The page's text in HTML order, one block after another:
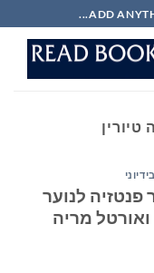
ADD
טיורין
פנטזיה לנוער
מריה